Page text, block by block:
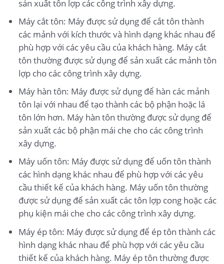
sản xuất tôn lợp các công trình xây dựng.
Máy cắt tôn: Máy được sử dụng để cắt tôn thành
các mảnh với kích thước và hình dạng khác nhau để
phù hợp với các yêu cầu của khách hàng. Máy cắt
tôn thường được sử dụng để sản xuất các mảnh tôn
lợp cho các công trình xây dựng.
Máy hàn tôn: Máy được sử dụng để hàn các mảnh
tôn lại với nhau để tạo thành các bộ phận hoặc lá
tôn lớn hơn. Máy hàn tôn thường được sử dụng để
sản xuất các bộ phận mái che cho các công trình
xây dựng.
Máy uốn tôn: Máy được sử dụng để uốn tôn thành
các hình dạng khác nhau để phù hợp với các yêu
cầu thiết kế của khách hàng. Máy uốn tôn thường
được sử dụng để sản xuất các tôn lợp cong hoặc các
phụ kiện mái che cho các công trình xây dựng.
Máy ép tôn: Máy được sử dụng để ép tôn thành các
hình dạng khác nhau để phù hợp với các yêu cầu
thiết kế của khách hàng. Máy ép tôn thường được